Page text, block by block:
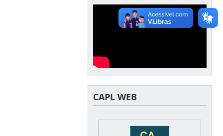
CAPL WEB